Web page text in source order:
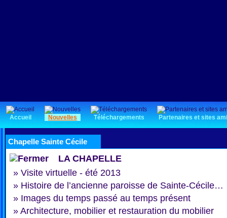
Accueil Nouvelles Téléchargements Partenaires et sites
Chapelle Sainte Cécile
LA CHAPELLE
» Visite virtuelle - été 2013
» Histoire de l’ancienne paroisse de Sainte-Cécile…
» Images du temps passé au temps présent
» Architecture, mobilier et restauration du mobilier